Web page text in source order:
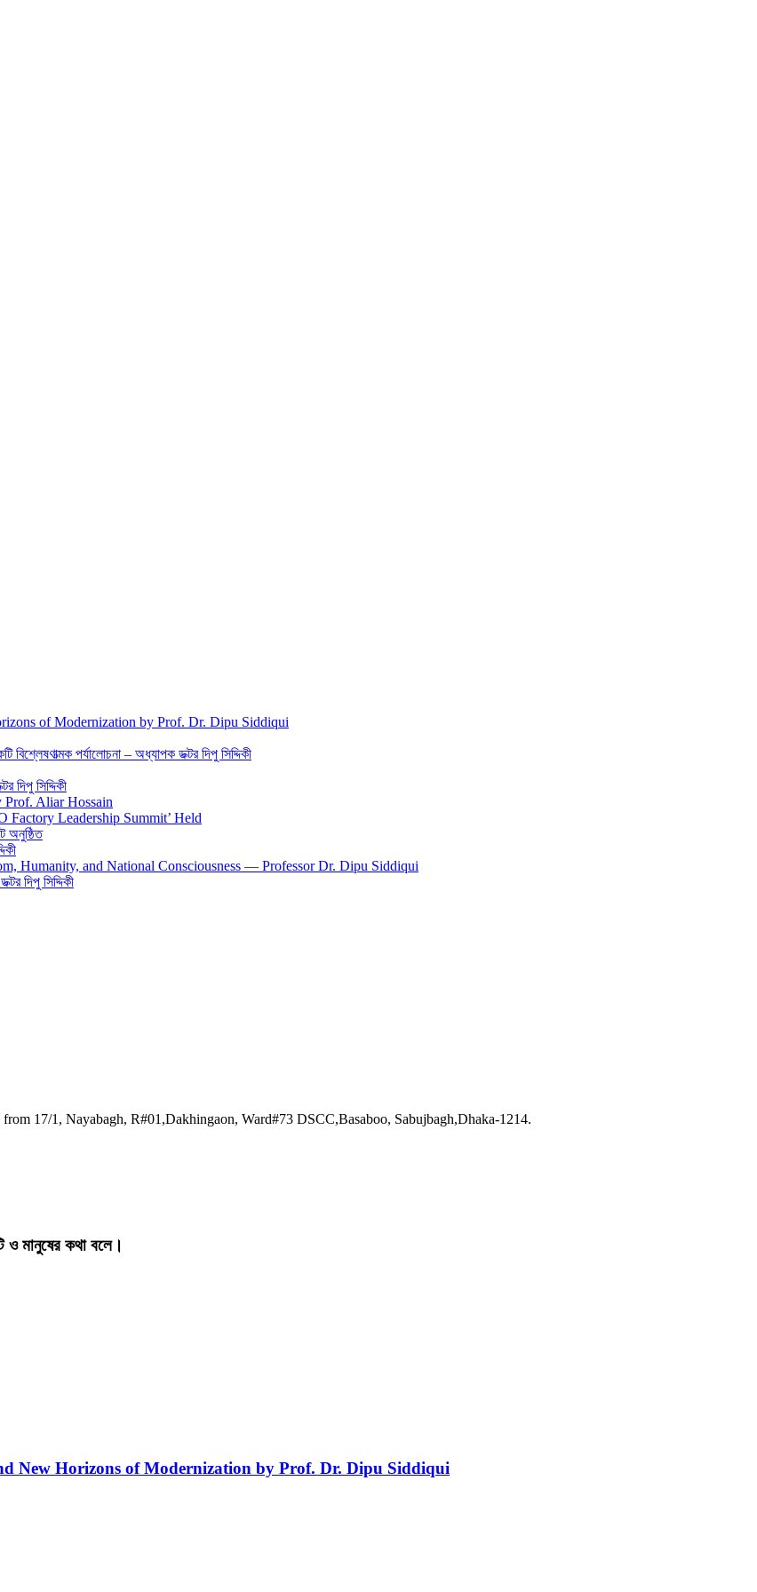
of Modernization by Prof. Dr. Dipu Siddiqui
পর্যালোচনা – অধ্যাপক ডক্টর দিপু সিদ্দিকী
দিপু সিদ্দিকী
Prof. Aliar Hossain
Factory Leadership Summit’ Held
অনুষ্ঠিত
Humanity, and National Consciousness — Professor Dr. Dipu Siddiqui
দিপু সিদ্দিকী
17/1, Nayabagh, R#01,Dakhingaon, Ward#73 DSCC,Basaboo, Sabujbagh,Dhaka-1214.
ও মানুষের কথা বলে।
New Horizons of Modernization by Prof. Dr. Dipu Siddiqui